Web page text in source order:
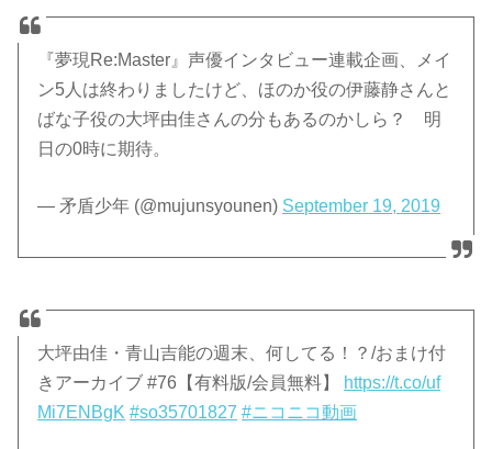
『夢現Re:Master』声優インタビュー連載企画、メイ
ン5人は終わりましたけど、ほのか役の伊藤静さんと
ばな子役の大坪由佳さんの分もあるのかしら？ 明
日の0時に期待。
— 矛盾少年 (@mujunsyounen) September 19, 2019
大坪由佳・青山吉能の週末、何してる！？/おまけ付
きアーカイブ #76【有料版/会員無料】
https://t.co/uf
Mi7ENBgK #so35701827 #ニコニコ動画